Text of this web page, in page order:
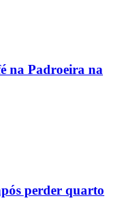
na Padroeira na
perder quarto